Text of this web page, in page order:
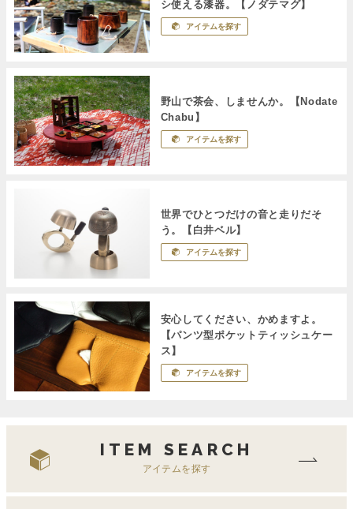
シ使える漆器。【ノダテマグ】
アイテムを探す
野山で茶会、しませんか。【Nodate
Chabu】
アイテムを探す
世界でひとつだけの音と走りだそ
う。【白井ベル】
アイテムを探す
安心してください、かめますよ。
【パンツ型ポケットティッシュケー
ス】
アイテムを探す
ITEM SEARCH
アイテムを探す